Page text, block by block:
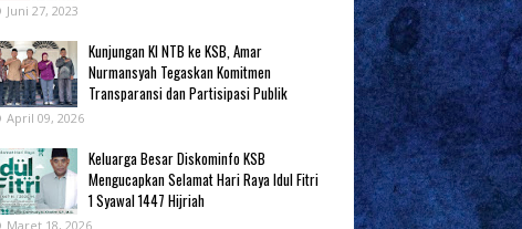
Juni 27, 2023
Kunjungan KI NTB ke KSB, Amar
Nurmansyah Tegaskan Komitmen
Transparansi dan Partisipasi Publik
April 09, 2026
Keluarga Besar Diskominfo KSB
Mengucapkan Selamat Hari Raya Idul Fitri
1 Syawal 1447 Hijriah
Maret 18, 2026